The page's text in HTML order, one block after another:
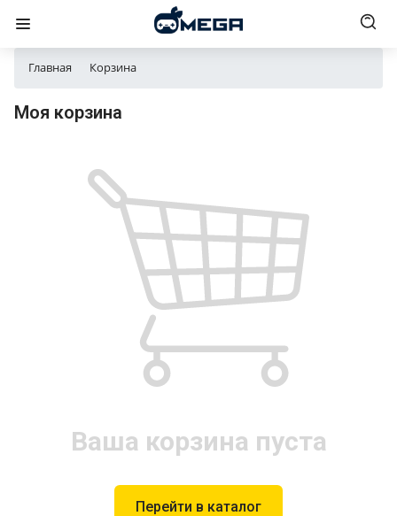
Главная Корзина
Моя корзина
Ваша корзина пуста
Перейти в каталог